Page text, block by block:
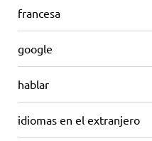
francesa
google
hablar
idiomas en el extranjero